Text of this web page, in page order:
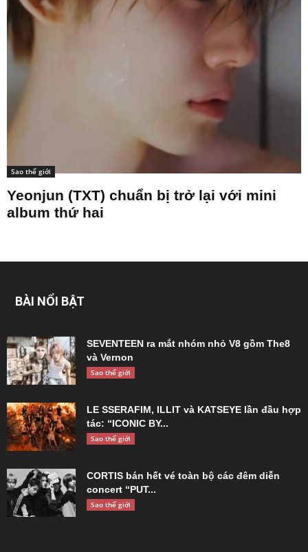
Sao thế giới
Yeonjun (TXT) chuẩn bị trở lại với mini
album thứ hai
BÀI NỔI BẬT
SEVENTEEN ra mắt nhóm nhỏ V8 gồm The8
và Vernon
Sao thế giới
LE SSERAFIM, ILLIT và KATSEYE lần đầu hợp
tác: “ICONIC BY...
Sao thế giới
CORTIS bán hết vé toàn bộ các đêm diễn
concert “PUT...
Sao thế giới